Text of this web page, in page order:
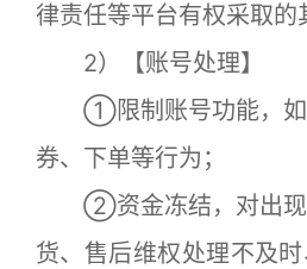
律责任等平台有权采取的
2）【账号处理】
①限制账号功能，如
券、下单等行为；
②资金冻结，对出现
货、售后维权处理不及